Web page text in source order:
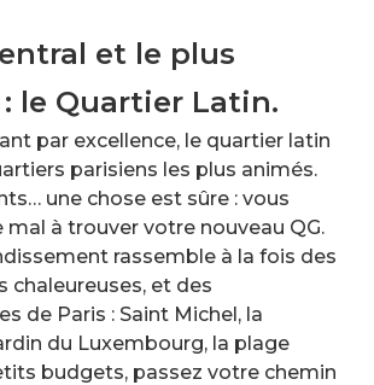
et le plus
le Quartier Latin.
par excellence, le quartier latin
parisiens les plus animés.
une chose est sûre : vous
mal à trouver votre nouveau QG.
rassemble à la fois des
chaleureuses, et des
de Paris : Saint Michel, la
du Luxembourg, la plage
budgets, passez votre chemin